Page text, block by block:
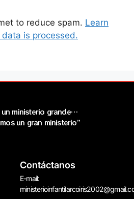
to reduce spam. Learn
is processed.
un ministerio grande…
un gran ministerio”
Contáctanos
E-mail: